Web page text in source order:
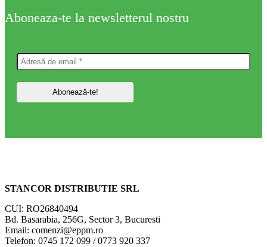
Aboneaza-te la newsletterul nostru
STANCOR DISTRIBUTIE SRL
CUI: RO26840494
Bd. Basarabia, 256G, Sector 3, Bucuresti
Email: comenzi@eppm.ro
Telefon: 0745 172 099 / 0773 920 337